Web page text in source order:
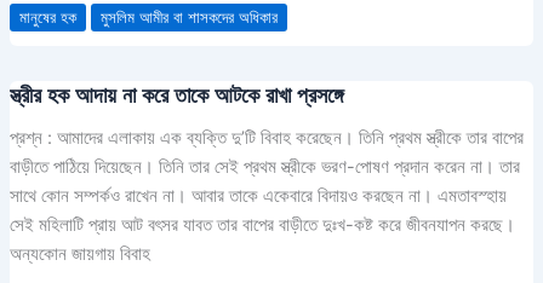
মানুষের হক মুসলিম আমীর বা শাসকদের অধিকার
স্ত্রীর হক আদায় না করে তাকে আটকে রাখা প্রসঙ্গে
প্রশ্ন : আমাদের এলাকায় এক ব্যক্তি দু’টি বিবাহ করেছেন। তিনি প্রথম স্ত্রীকে তার বাপের
বাড়ীতে পাঠিয়ে দিয়েছেন। তিনি তার সেই প্রথম স্ত্রীকে ভরণ-পোষণ প্রদান করেন না। তার
সাথে কোন সম্পর্কও রাখেন না। আবার তাকে একেবারে বিদায়ও করছেন না। এমতাবস্হায়
সেই মহিলাটি প্রায় আট বৎসর যাবত তার বাপের বাড়ীতে দুঃখ-কষ্ট করে জীবনযাপন করছে।
অন্যকোন জায়গায় বিবাহ
স্ত্রীর
আদায়
তাকে
আটকে